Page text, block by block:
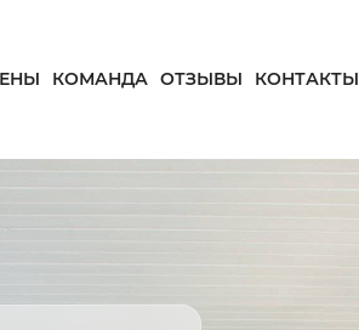
КОМАНДА ОТЗЫВЫ КОНТАКТЫ